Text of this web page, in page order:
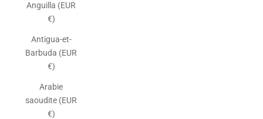
Anguilla (EUR
€)
Antigua-et-
Barbuda (EUR
€)
Arabie
saoudite (EUR
€)